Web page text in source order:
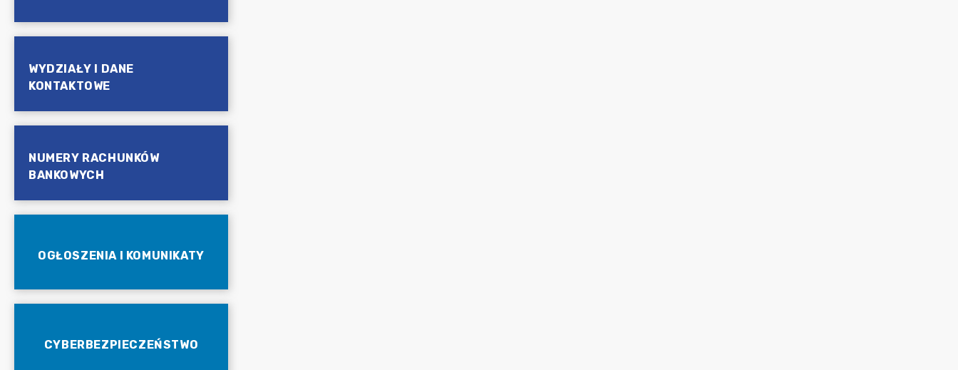
WYDZIAŁY I DANE
KONTAKTOWE
NUMERY RACHUNKÓW
BANKOWYCH
OGŁOSZENIA I KOMUNIKATY
CYBERBEZPIECZEŃSTWO